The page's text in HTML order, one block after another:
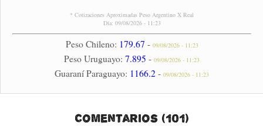
* Cotizaciones Aproximadas Peso Argentino X Real
Día: 09/08/2026 - 11:23
Peso Chileno: 179.67 - 09/08/2026 - 11:23
Peso Uruguayo: 7.895 - 09/08/2026 - 11:23
Guaraní Paraguayo: 1166.2 - 09/08/2026 - 11:23
Comentarios (101)